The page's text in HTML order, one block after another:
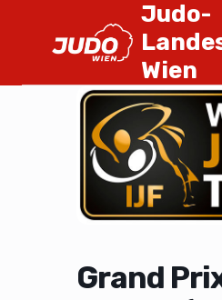
Judo-
Wien
Grand